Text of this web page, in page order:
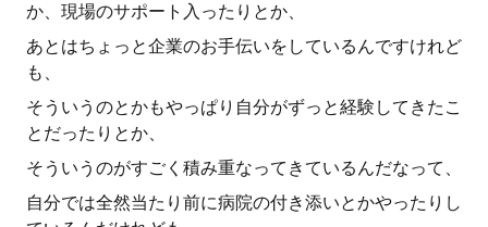
か、現場のサポート入ったりとか、
あとはちょっと企業のお手伝いをしているんですけれど
も、
そういうのとかもやっぱり自分がずっと経験してきたこ
とだったりとか、
そういうのがすごく積み重なってきているんだなって、
自分では全然当たり前に病院の付き添いとかやったりし